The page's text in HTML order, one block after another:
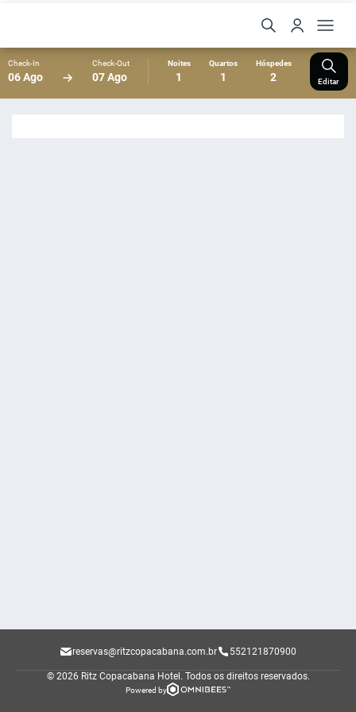
Check-In
06 Ago
Check-Out
07 Ago
Noites
1
Quartos
1
Hóspedes
2 Editar
reservas@ritzcopacabana.com.br 552121870900
© 2026 Ritz Copacabana Hotel. Todos os direitos reservados.
Powered by